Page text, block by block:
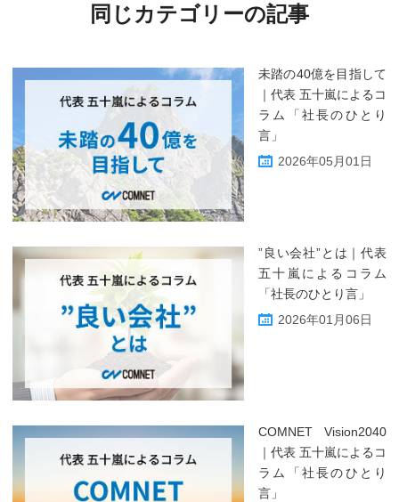
同じカテゴリーの記事
未踏の40億を目指して
｜代表 五十嵐によるコ
ラム「社長のひとり
言」
2026年05月01日
”良い会社”とは｜代表
五十嵐によるコラム
「社長のひとり言」
2026年01月06日
COMNET Vision2040
｜代表 五十嵐によるコ
ラム「社長のひとり
言」